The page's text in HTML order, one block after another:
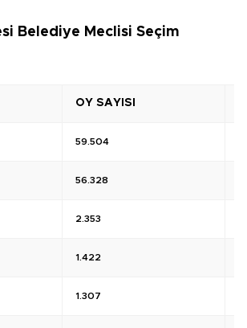
Belediye Meclisi Seçim
OY SAYISI
59.504
56.328
2.353
1.422
1.307